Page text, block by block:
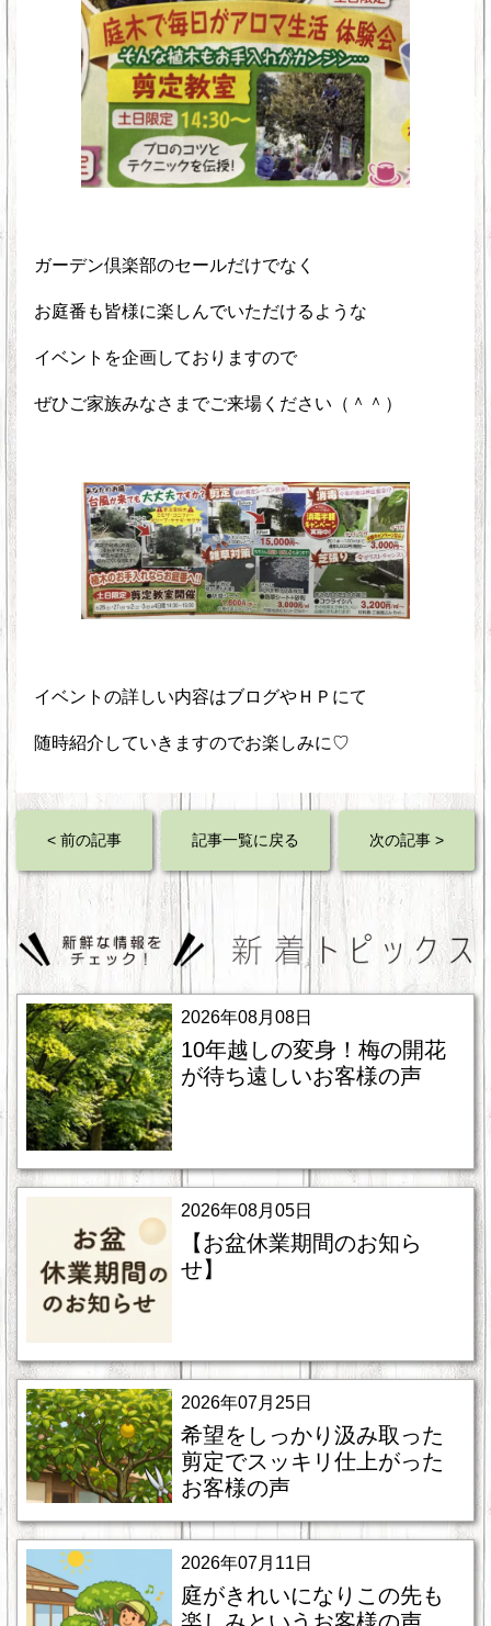
ガーデン倶楽部のセールだけでなく
お庭番も皆様に楽しんでいただけるような
イベントを企画しておりますので
ぜひご家族みなさまでご来場ください（＾＾）
イベントの詳しい内容はブログやＨＰにて
随時紹介していきますのでお楽しみに♡
< 前の記事 記事一覧に戻る 次の記事 >
2026年08月08日
10年越しの変身！梅の開花
が待ち遠しいお客様の声
2026年08月05日
【お盆休業期間のお知ら
せ】
2026年07月25日
希望をしっかり汲み取った
剪定でスッキリ仕上がった
お客様の声
2026年07月11日
庭がきれいになりこの先も